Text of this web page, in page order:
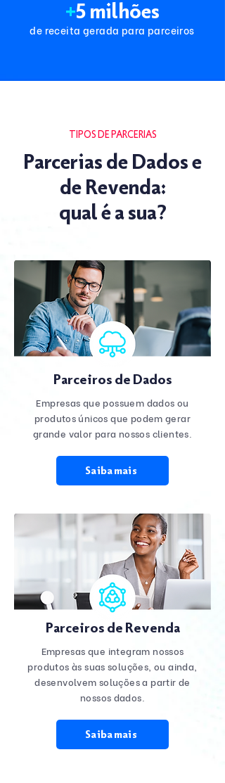
+5 milhões
de receita gerada para parceiros
TIPOS DE PARCERIAS
Parcerias de Dados e
de Revenda:
qual é a sua?
Parceiros de Dados
Empresas que possuem dados ou
produtos únicos que podem gerar
grande valor para nossos clientes.
Saiba mais
Parceiros de Revenda
Empresas que integram nossos
produtos às suas soluções, ou ainda,
desenvolvem soluções a partir de
nossos dados.
Saiba mais